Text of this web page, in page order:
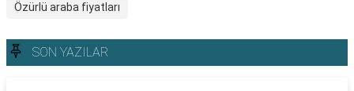
Özürlü araba fiyatları
SON YAZILAR